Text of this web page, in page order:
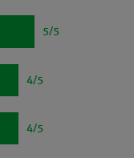
5/5
4/5
4/5